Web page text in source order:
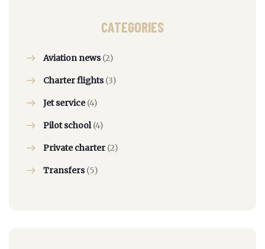
CATEGORIES
Aviation news(2)
Charter flights(3)
Jet service(4)
Pilot school(4)
Private charter (2)
Transfers(5)